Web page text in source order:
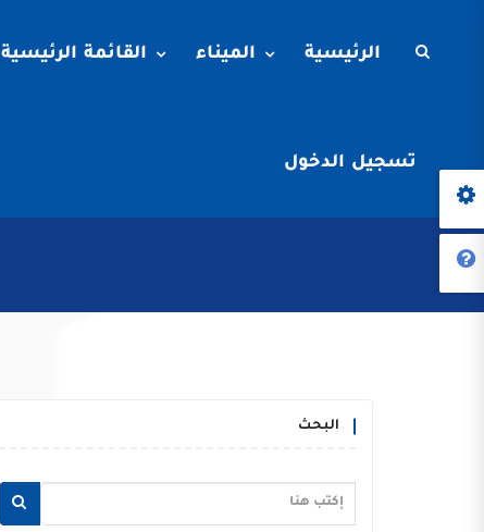
الرئيسية الميناء القائمة الرئيسية
تسجيل الدخول
البحث